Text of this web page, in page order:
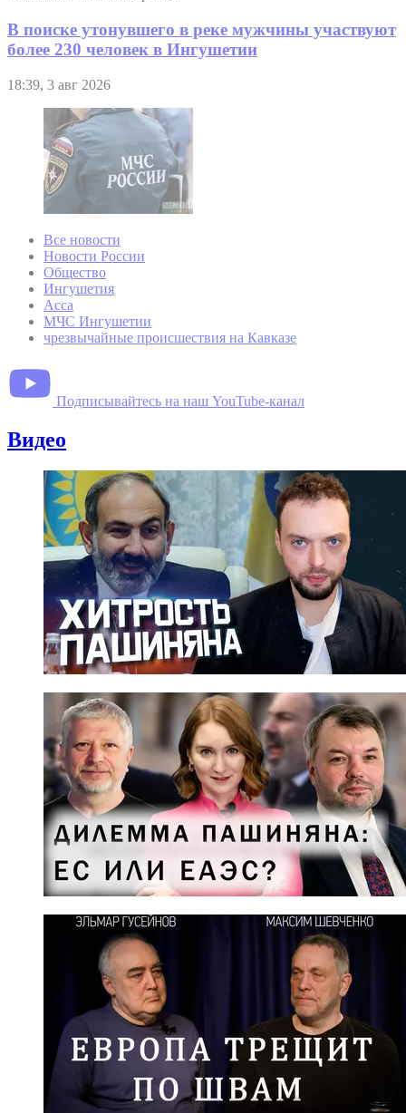
В поиске утонувшего в реке мужчины участвуют
более 230 человек в Ингушетии
18:39, 3 авг 2026
Все новости
Новости России
Общество
Ингушетия
Асса
МЧС Ингушетии
чрезвычайные происшествия на Кавказе
Подписывайтесь на наш YouTube-канал
Видео